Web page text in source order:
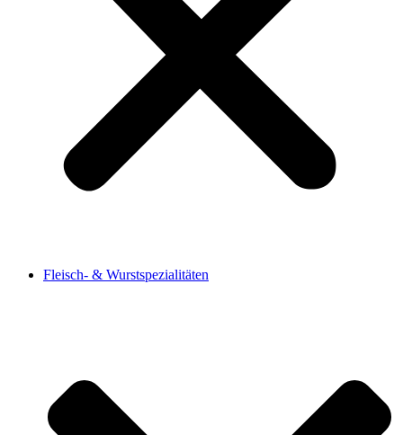
Fleisch- & Wurstspezialitäten